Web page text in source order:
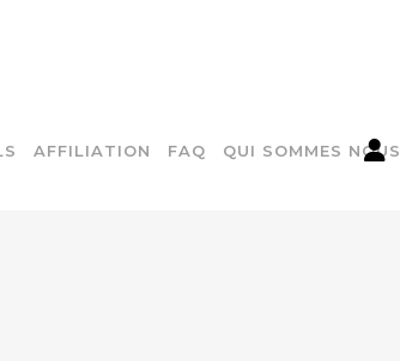
AFFILIATION FAQ QUI SOMMES NOUS